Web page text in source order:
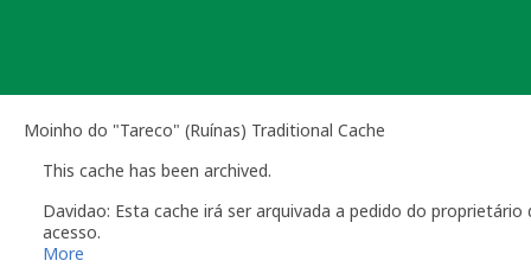
Moinho do "Tareco" (Ruínas) Traditional Cache
This cache has been archived.
Davidao: Esta cache irá ser arquivada a pedido do
acesso.
Resta agradecer a todos os geocachers que visitaram a cache.
More